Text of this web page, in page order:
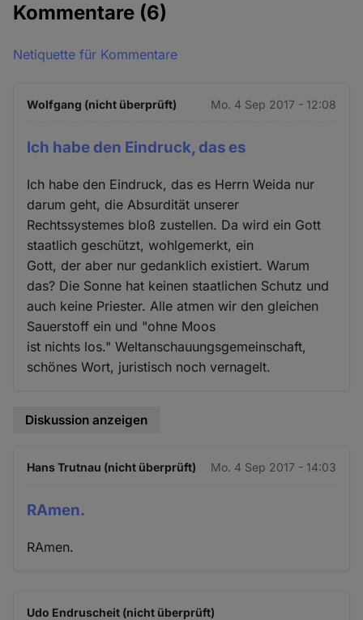
Kommentare (6)
Netiquette für Kommentare
Wolfgang (nicht überprüft) Mo. 4 Sep 2017 - 12:08
Ich habe den Eindruck, das es
Ich habe den Eindruck, das es Herrn Weida nur
darum geht, die Absurdität unserer
Rechtssystemes bloß zustellen. Da wird ein Gott
staatlich geschützt, wohlgemerkt, ein
Gott, der aber nur gedanklich existiert. Warum
das? Die Sonne hat keinen staatlichen Schutz und
auch keine Priester. Alle atmen wir den gleichen
Sauerstoff ein und "ohne Moos
ist nichts los." Weltanschauungsgemeinschaft,
schönes Wort, juristisch noch vernagelt.
Diskussion anzeigen
Hans Trutnau (nicht überprüft) Mo. 4 Sep 2017 - 14:03
RAmen.
RAmen.
Udo Endruscheit (nicht überprüft)